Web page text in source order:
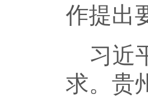
作提出
习近
求。贵